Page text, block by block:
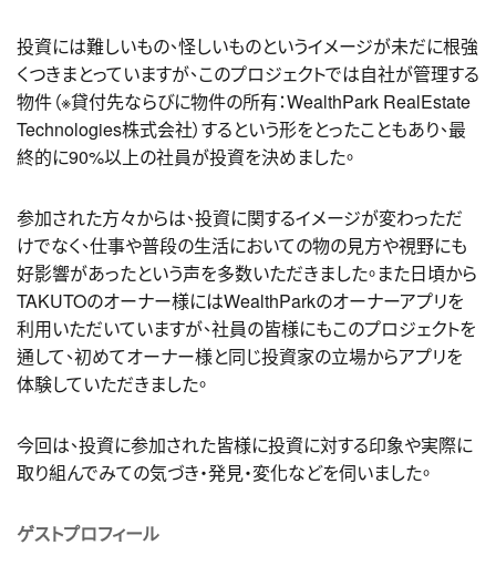
投資には難しいもの、怪しいものというイメージが未だに根強
くつきまとっていますが、このプロジェクトでは自社が管理する
物件（※貸付先ならびに物件の所有：WealthPark RealEstate
Technologies株式会社）するという形をとったこともあり、最
終的に90%以上の社員が投資を決めました。
参加された方々からは、投資に関するイメージが変わっただ
けでなく、仕事や普段の生活においての物の見方や視野にも
好影響があったという声を多数いただきました。また日頃から
TAKUTOのオーナー様にはWealthParkのオーナーアプリを
利用いただいていますが、社員の皆様にもこのプロジェクトを
通して、初めてオーナー様と同じ投資家の立場からアプリを
体験していただきました。
今回は、投資に参加された皆様に投資に対する印象や実際に
取り組んでみての気づき・発見・変化などを伺いました。
ゲストプロフィール